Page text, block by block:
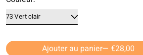
Ajouter au panier — €28,00